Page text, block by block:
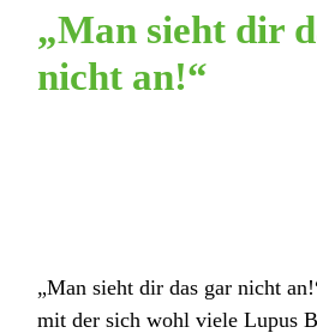
„Man sieht dir
nicht an!“
„Man sieht dir das gar nicht
mit der sich wohl viele Lupus